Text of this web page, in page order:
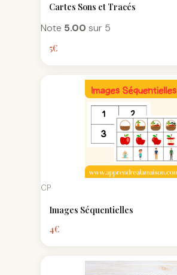
Cartes Sons et Tracés
Note 5.00 sur 5
5€
CP
Images Séquentielles
4€